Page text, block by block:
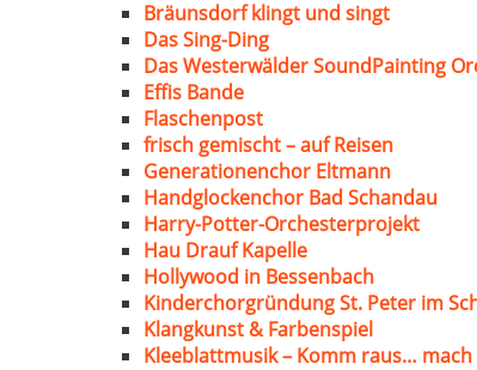
Bräunsdorf klingt und singt
Das Sing-Ding
Das Westerwälder SoundPainting
Effis Bande
Flaschenpost
frisch gemischt – auf Reisen
Generationenchor Eltmann
Handglockenchor Bad Schandau
Harry-Potter-Orchesterprojekt
Hau Drauf Kapelle
Hollywood in Bessenbach
Kinderchorgründung St. Peter im
Klangkunst & Farbenspiel
Kleeblattmusik – Komm raus…